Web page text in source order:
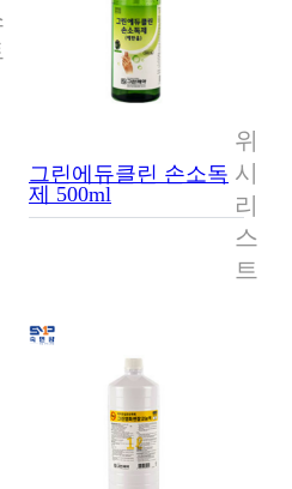
위
시
리
스
트
그린에듀클린 손소독
제 500ml